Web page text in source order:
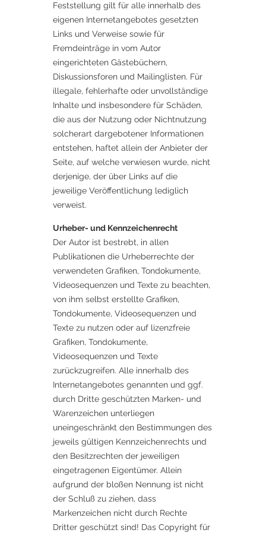
Feststellung gilt für alle innerhalb des
eigenen Internetangebotes gesetzten
Links und Verweise sowie für
Fremdeinträge in vom Autor
eingerichteten Gästebüchern,
Diskussionsforen und Mailinglisten. Für
illegale, fehlerhafte oder unvollständige
Inhalte und insbesondere für Schäden,
die aus der Nutzung oder Nichtnutzung
solcherart dargebotener Informationen
entstehen, haftet allein der Anbieter der
Seite, auf welche verwiesen wurde, nicht
derjenige, der über Links auf die
jeweilige Veröffentlichung lediglich
verweist.
Urheber- und Kennzeichenrecht
Der Autor ist bestrebt, in allen
Publikationen die Urheberrechte der
verwendeten Grafiken, Tondokumente,
Videosequenzen und Texte zu beachten,
von ihm selbst erstellte Grafiken,
Tondokumente, Videosequenzen und
Texte zu nutzen oder auf lizenzfreie
Grafiken, Tondokumente,
Videosequenzen und Texte
zurückzugreifen. Alle innerhalb des
Internetangebotes genannten und ggf.
durch Dritte geschützten Marken- und
Warenzeichen unterliegen
uneingeschränkt den Bestimmungen des
jeweils gültigen Kennzeichenrechts und
den Besitzrechten der jeweiligen
eingetragenen Eigentümer. Allein
aufgrund der bloßen Nennung ist nicht
der Schluß zu ziehen, dass
Markenzeichen nicht durch Rechte
Dritter geschützt sind! Das Copyright für